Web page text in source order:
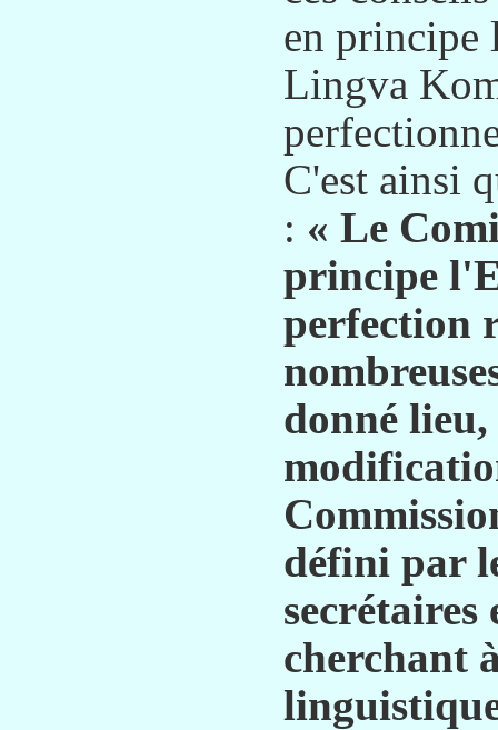
en principe
Lingva
C'est ainsi
: « Le
principe
perfection
donné lieu,
défini par
cherchant